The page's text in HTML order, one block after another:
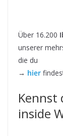
Über 16.200
unserer
die du
→ hier
Kennst
inside